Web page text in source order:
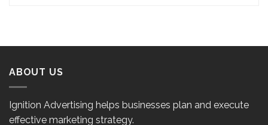
ABOUT US
Ignition Advertising helps businesses plan and execute
effective marketing strategy.